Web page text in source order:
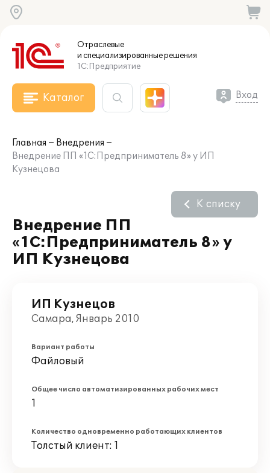
Отраслевые
и специализированныерешения
1С:Предприятие
Каталог Вход
Главная
Внедрения
Внедрение ПП «1С:Предприниматель 8» у ИП
Кузнецова
Внедрение ПП
«1С:Предприниматель 8» у
ИП Кузнецова
К списку
ИП Кузнецов
Самара, Январь 2010
Вариант работы
Файловый
Общее число автоматизированных рабочих мест
1
Количество одновременно работающих клиентов
Толстый клиент: 1